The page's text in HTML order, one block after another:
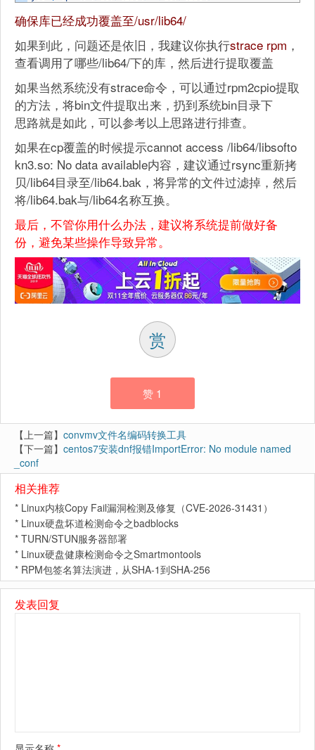
确保库已经成功覆盖至/usr/lib64/
如果到此，问题还是依旧，我建议你执行strace rpm ，
查看调用了哪些/lib64/下的库，然后进行提取覆盖
如果当然系统没有strace命令，可以通过rpm2cpio提取
的方法，将bin文件提取出来，扔到系统bin目录下
思路就是如此，可以参考以上思路进行排查。
如果在cp覆盖的时候提示cannot access /lib64/libsofto
kn3.so: No data available内容，建议通过rsync重新拷
贝/lib64目录至/lib64.bak，将异常的文件过滤掉，然后
将/lib64.bak与/lib64名称互换。
最后，不管你用什么办法，建议将系统提前做好备
份，避免某些操作导致异常。
赏
赞 1
【上一篇】 convmv文件名编码转换工具
【下一篇】 centos7安装dnf报错ImportError: No module named
_conf
相关推荐
* Linux内核Copy Fail漏洞检测及修复（CVE-2026-31431）
* Linux硬盘坏道检测命令之badblocks
* TURN/STUN服务器部署
* Linux硬盘健康检测命令之Smartmontools
* RPM包签名算法演进，从SHA-1到SHA-256
发表回复